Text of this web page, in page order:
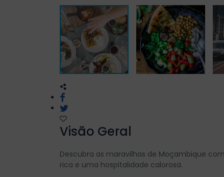
Visão Geral
Descubra as maravilhas de Moçambique
rica e uma hospitalidade calorosa.